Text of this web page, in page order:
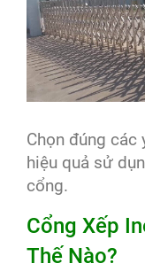
Chọn đúng các
hiệu quả sử
cổng.
Cổng Xếp
Thế Nào?